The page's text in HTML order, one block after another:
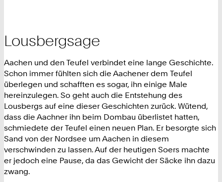
Lousbergsage
Aachen und den Teufel verbindet eine lange Geschichte.
Schon immer fühlten sich die Aachener dem Teufel
überlegen und schafften es sogar, ihn einige Male
hereinzulegen. So geht auch die Entstehung des
Lousbergs auf eine dieser Geschichten zurück. Wütend,
dass die Aachner ihn beim Dombau überlistet hatten,
schmiedete der Teufel einen neuen Plan. Er besorgte sich
Sand von der Nordsee um Aachen in diesem
verschwinden zu lassen. Auf der heutigen Soers machte
er jedoch eine Pause, da das Gewicht der Säcke ihn dazu
zwang.